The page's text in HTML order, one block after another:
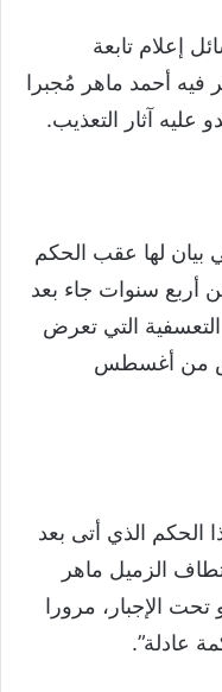
وسائل إعلام تابعة
فيه أحمد ماهر مُجبرا
عليه آثار التعذيب.
بيان لها عقب الحكم
أربع سنوات جاء بعد
التي تعرض
من أغسطس
الحكم الذي أتى بعد
الزميل ماهر
الإجبار، مرورا
عادلة”.